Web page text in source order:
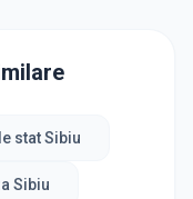
stat Sibiu
Sibiu